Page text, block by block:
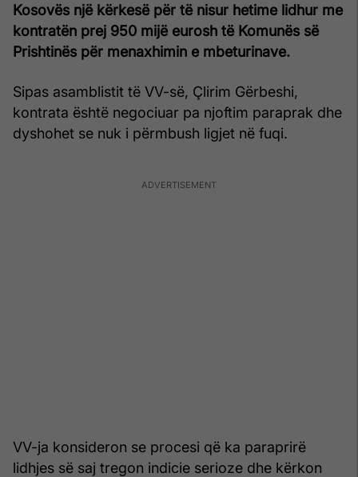
Kosovës një kërkesë për të nisur hetime lidhur me
kontratën prej 950 mijë eurosh të Komunës së
Prishtinës për menaxhimin e mbeturinave.
Sipas asamblistit të VV-së, Çlirim Gërbeshi,
kontrata është negociuar pa njoftim paraprak dhe
dyshohet se nuk i përmbush ligjet në fuqi.
VV-ja konsideron se procesi që ka paraprirë
lidhjes së saj tregon indicie serioze dhe kërkon